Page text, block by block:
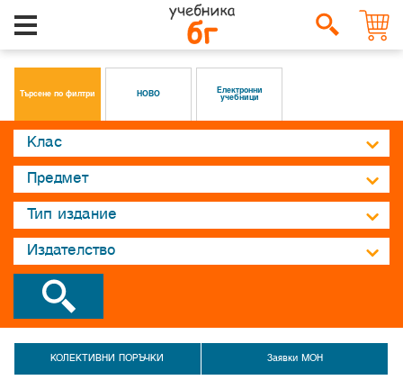
Търсене по филтри НОВО
Електронни
учебници
КОЛЕКТИВНИ ПОРЪЧКИ Заявки МОН